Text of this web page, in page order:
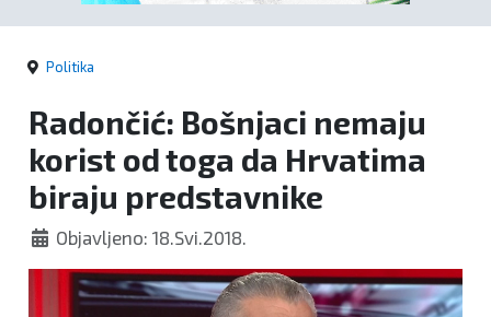
kronika
Politika
Zanimljivosti
Politika
Radončić: Bošnjaci nemaju
korist od toga da Hrvatima
biraju predstavnike
Objavljeno: 18.Svi.2018.